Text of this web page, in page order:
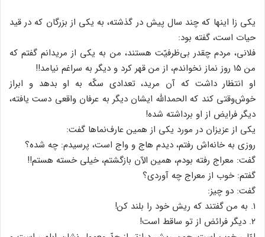
یکی زا اینها که چند سال پیش در گذشته، به یکی از بزرگان که در قید
حیات است، گفته بود:
فلانی، مردم چقدر بی‌ظرفیّت هستند، من به یکی از مریدانم گفتم که
من ۱۵ روز نماز نخواندم، از من قهر کرد و دیگر به سراغم نیامد!!
او انتظار داشت که آن مرید، تعدادی سکّه به او بدهد و ابراز
خوش‌وقتی کند که الحمدالله ایشان دیگر به عرفان واقعی دست یافته،
دیگر فرایض از او برداشته شده!
یکی از عزیزان در مورد یکی از همین عارف‌نماها گفت:
روزی به خانه‌اش رفتم، دیدم هاج و واج است، پرسیدم: چه شده؟
گفت: معراج رفته بودم، همین الآن بازگشتم، خیلی خسته هستم!!
گفتم: خوب از معراج چه آوردی؟
گفت: دو چیز:
۱. به من گفتند که ریش خود را بلند کن!
۲. دیگر فرائض از تو ساقط است!